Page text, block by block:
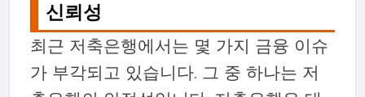
신뢰성
최근 저축은행에서는 몇 가지 금융 이슈
가 부각되고 있습니다. 그 중 하나는 저